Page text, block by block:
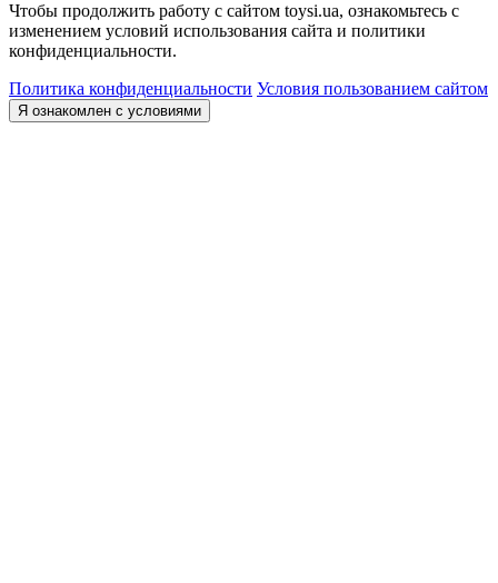
Чтобы продолжить работу с сайтом toysi.ua, ознакомьтесь с
изменением условий использования сайта и политики
конфиденциальности.
Политика конфиденциальности Условия пользованием сайтом
Я ознакомлен с условиями